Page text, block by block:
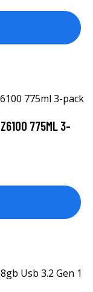
Z6100 775ML 3-